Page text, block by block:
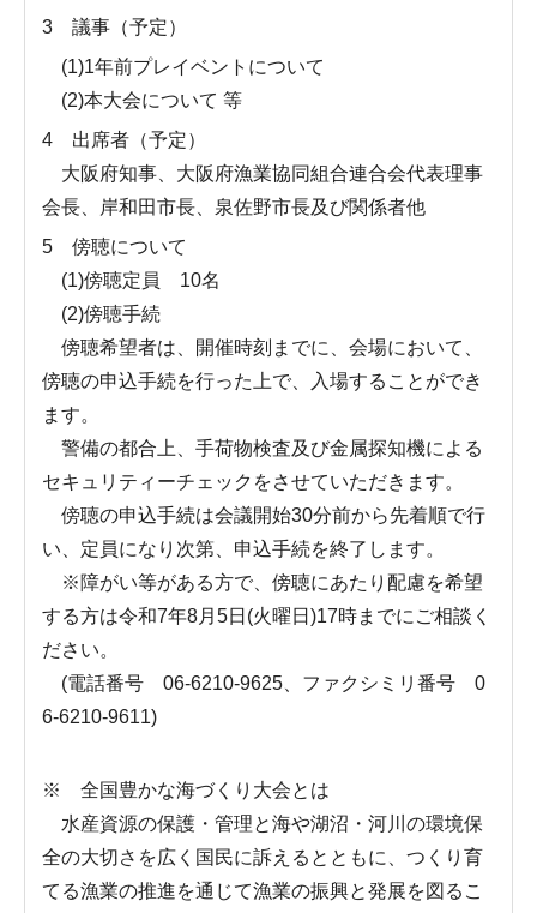
3 議事（予定）
(1)1年前プレイベントについて
(2)本大会について 等
4 出席者（予定）
大阪府知事、大阪府漁業協同組合連合会代表理事
会長、岸和田市長、泉佐野市長及び関係者他
5 傍聴について
(1)傍聴定員 10名
(2)傍聴手続
傍聴希望者は、開催時刻までに、会場において、
傍聴の申込手続を行った上で、入場することができ
ます。
警備の都合上、手荷物検査及び金属探知機による
セキュリティーチェックをさせていただきます。
傍聴の申込手続は会議開始30分前から先着順で行
い、定員になり次第、申込手続を終了します。
※障がい等がある方で、傍聴にあたり配慮を希望
する方は令和7年8月5日(火曜日)17時までにご相談く
ださい。
(電話番号 06-6210-9625、ファクシミリ番号 0
6-6210-9611)
※ 全国豊かな海づくり大会とは
水産資源の保護・管理と海や湖沼・河川の環境保
全の大切さを広く国民に訴えるとともに、つくり育
てる漁業の推進を通じて漁業の振興と発展を図るこ